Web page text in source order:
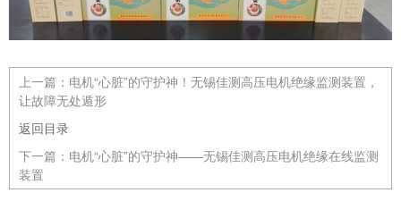
上一篇： 电机“心脏”的守护神！无锡佳测高压电机绝缘监测装置，
让故障无处遁形
返回目录
下一篇： 电机“心脏”的守护神——无锡佳测高压电机绝缘在线监测
装置